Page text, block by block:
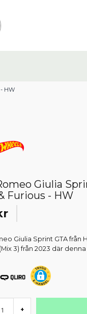
HW
Giulia
Furious - HW
Giulia Sprint GTA från
3) från 2023 där
+